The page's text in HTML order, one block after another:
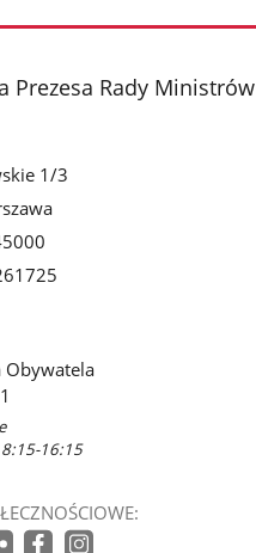
Prezesa Rady Ministrów
1/3
8:15-16:15